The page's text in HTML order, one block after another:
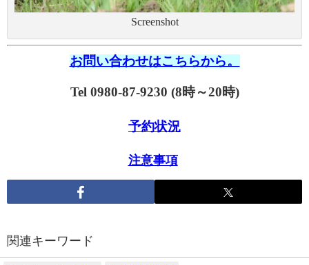
Screenshot
お問い合わせはこちらから。
Tel 0980-87-9230 (8時～20時)
予約状況
注意事項
関連キーワード